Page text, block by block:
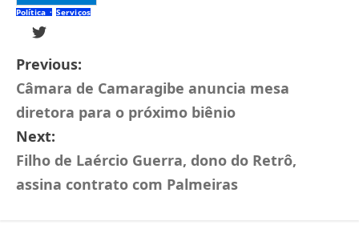
Política Serviços
Previous:
Câmara de Camaragibe anuncia mesa
diretora para o próximo biênio
Next:
Filho de Laércio Guerra, dono do Retrô,
assina contrato com Palmeiras